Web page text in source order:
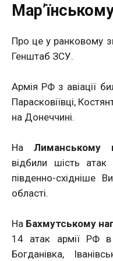
Про це у ранковому
Генштаб ЗСУ.
Армія РФ з авіації
Парасковіївці,
на Донеччині.
На Лиманському
відбили шість атак
південно-східніше
області.
На Бахмутському
14 атак армії РФ в
Богданівка,